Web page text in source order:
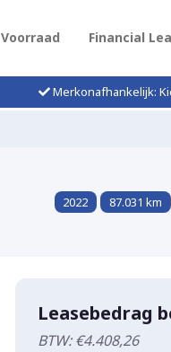
Voorraad Financial
Merkonafhankelijk:
2022 87.031 km
Leasebedrag
BTW: €4.408,26